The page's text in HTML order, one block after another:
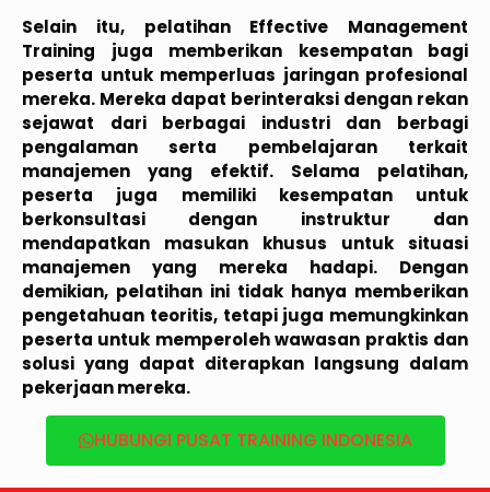
Selain itu, pelatihan Effective Management
Training juga memberikan kesempatan bagi
peserta untuk memperluas jaringan profesional
mereka. Mereka dapat berinteraksi dengan rekan
sejawat dari berbagai industri dan berbagi
pengalaman serta pembelajaran terkait
manajemen yang efektif. Selama pelatihan,
peserta juga memiliki kesempatan untuk
berkonsultasi dengan instruktur dan
mendapatkan masukan khusus untuk situasi
manajemen yang mereka hadapi. Dengan
demikian, pelatihan ini tidak hanya memberikan
pengetahuan teoritis, tetapi juga memungkinkan
peserta untuk memperoleh wawasan praktis dan
solusi yang dapat diterapkan langsung dalam
pekerjaan mereka.
HUBUNGI PUSAT TRAINING INDONESIA